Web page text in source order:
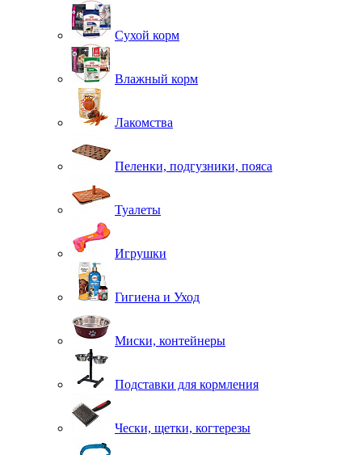
Сухой корм
Влажный корм
Лакомства
Пеленки, подгузники, пояса
Туалеты
Игрушки
Гигиена и Уход
Миски, контейнеры
Подставки для кормления
Чески, щетки, когтерезы